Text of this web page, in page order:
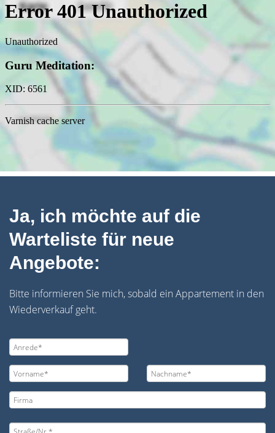
Ja, ich möchte auf die
Warteliste für neue
Angebote:
Bitte informieren Sie mich, sobald ein Appartement in den
Wiederverkauf geht.